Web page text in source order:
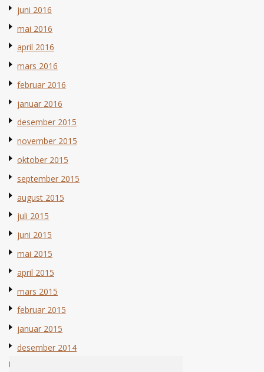
juni 2016
mai 2016
april 2016
mars 2016
februar 2016
januar 2016
desember 2015
november 2015
oktober 2015
september 2015
august 2015
juli 2015
juni 2015
mai 2015
april 2015
mars 2015
februar 2015
januar 2015
desember 2014